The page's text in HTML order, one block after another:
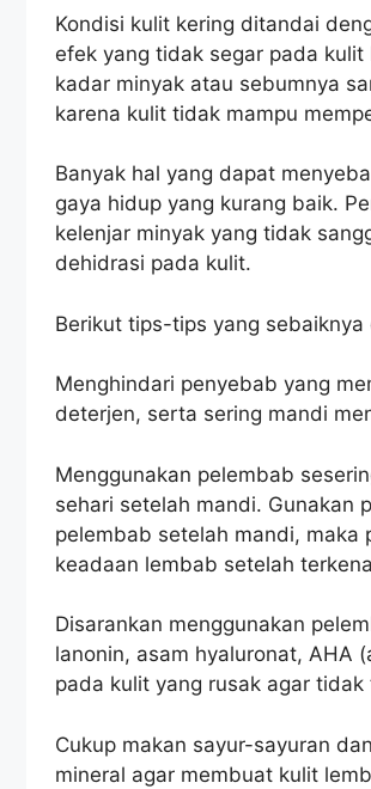
Kondisi kulit kering ditandai
efek yang tidak segar pada
kadar minyak atau sebumnya
karena kulit tidak mampu
Banyak hal yang dapat
gaya hidup yang kurang baik.
kelenjar minyak yang tidak
dehidrasi pada kulit.
Berikut tips-tips yang
Menghindari penyebab yang
deterjen, serta sering mandi
Menggunakan pelembab
sehari setelah mandi. Gunakan
pelembab setelah mandi, maka
keadaan lembab setelah
Disarankan menggunakan
lanonin, asam hyaluronat, AHA
pada kulit yang rusak agar
Cukup makan sayur-sayuran
mineral agar membuat kulit